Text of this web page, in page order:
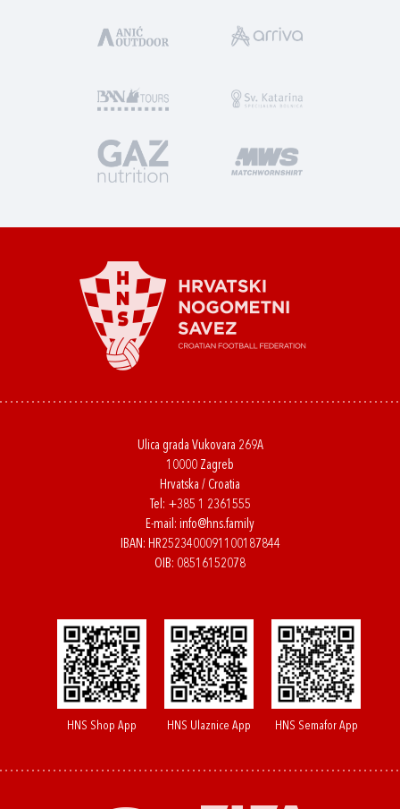
Ulica grada Vukovara 269A
10000 Zagreb
Hrvatska / Croatia
Tel: +385 1 2361555
E-mail: info@hns.family
IBAN: HR2523400091100187844
OIB: 08516152078
HNS Shop App HNS Ulaznice App HNS Semafor App